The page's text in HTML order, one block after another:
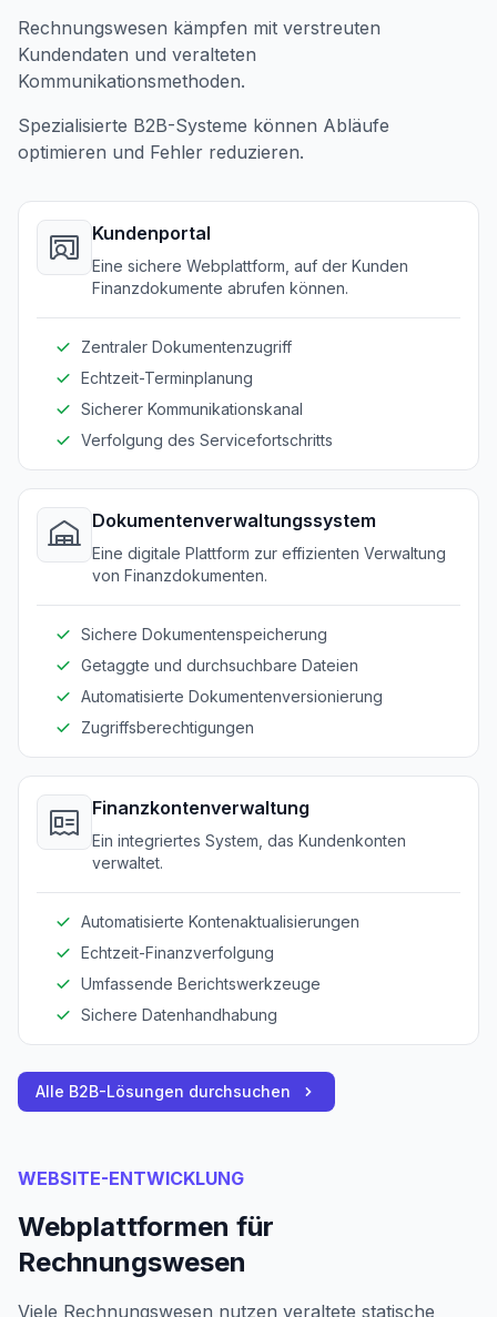
Rechnungswesen kämpfen mit verstreuten
Kundendaten und veralteten
Kommunikationsmethoden.
Spezialisierte B2B-Systeme können Abläufe
optimieren und Fehler reduzieren.
Kundenportal
Eine sichere Webplattform, auf der Kunden
Finanzdokumente abrufen können.
Zentraler Dokumentenzugriff
Echtzeit-Terminplanung
Sicherer Kommunikationskanal
Verfolgung des Servicefortschritts
Dokumentenverwaltungssystem
Eine digitale Plattform zur effizienten Verwaltung
von Finanzdokumenten.
Sichere Dokumentenspeicherung
Getaggte und durchsuchbare Dateien
Automatisierte Dokumentenversionierung
Zugriffsberechtigungen
Finanzkontenverwaltung
Ein integriertes System, das Kundenkonten
verwaltet.
Automatisierte Kontenaktualisierungen
Echtzeit-Finanzverfolgung
Umfassende Berichtswerkzeuge
Sichere Datenhandhabung
Alle B2B-Lösungen durchsuchen
WEBSITE-ENTWICKLUNG
Webplattformen für
Rechnungswesen
Viele Rechnungswesen nutzen veraltete statische